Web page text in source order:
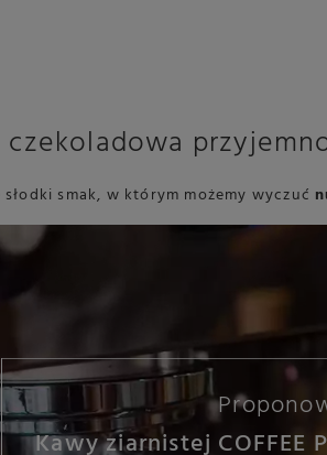
czekoladowa
smak, w którym możemy wyczuć
Kawy ziarnistej COFFEE